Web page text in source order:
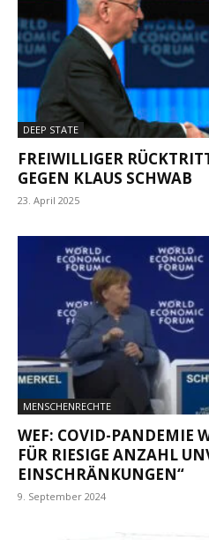
DEEP STATE
FREIWILLIGER
GEGEN KLAUS SCHWAB
23. April 2025
MENSCHENRECHTE
WEF: COVID-PANDEMIE
FÜR RIESIGE ANZAHL
EINSCHRÄNKUNGEN“
9. September 2024